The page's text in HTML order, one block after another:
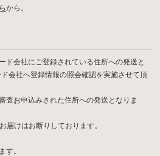
から。
ド会社にご登録されている住所への発送と
会社へ登録情報の照会確認を実施させて頂
査お申込みされた住所への発送となりま
けはお断りしております。
す。